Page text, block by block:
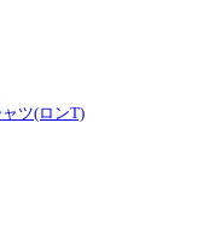
ツ(ロンT)